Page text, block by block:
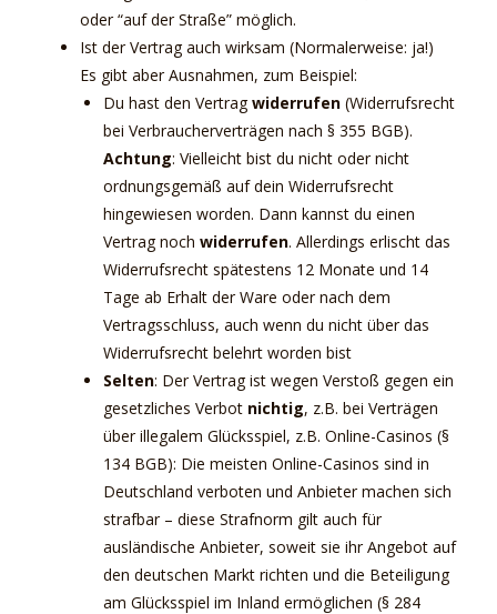
oder “auf der Straße” möglich.
Ist der Vertrag auch wirksam (Normalerweise: ja!)
Es gibt aber Ausnahmen, zum Beispiel:
Du hast den Vertragwiderrufen (Widerrufsrecht
bei Verbraucherverträgen nach § 355 BGB).
Achtung: Vielleicht bist du nicht oder nicht
ordnungsgemäß auf dein Widerrufsrecht
hingewiesen worden. Dann kannst du einen
Vertrag noch widerrufen. Allerdings erlischt das
Widerrufsrecht spätestens 12 Monate und 14
Tage ab Erhalt der Ware oder nach dem
Vertragsschluss, auch wenn du nicht über das
Widerrufsrecht belehrt worden bist
Selten: Der Vertrag ist wegen Verstoß gegen ein
gesetzliches Verbot nichtig, z.B. bei Verträgen
über illegalem Glücksspiel, z.B. Online-Casinos (§
134 BGB): Die meisten Online-Casinos sind in
Deutschland verboten und Anbieter machen sich
strafbar – diese Strafnorm gilt auch für
ausländische Anbieter, soweit sie ihr Angebot auf
den deutschen Markt richten und die Beteiligung
am Glücksspiel im Inland ermöglichen (§ 284